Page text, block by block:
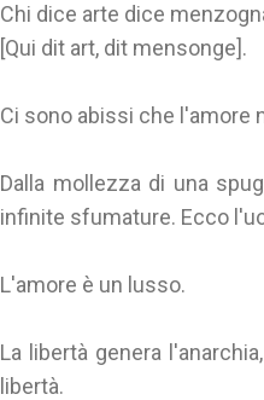
Chi dice arte dice
[Qui dit art, dit mensonge].
Ci sono abissi che l'amore
Dalla mollezza di una
infinite sfumature. Ecco
L'amore è un lusso.
La libertà genera
libertà.